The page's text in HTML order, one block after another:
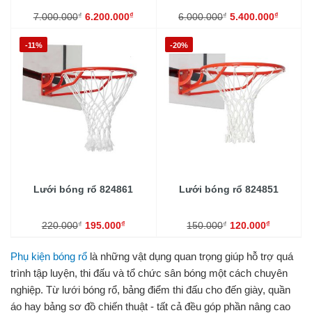
7.000.000₫ 6.200.000₫ 6.000.000₫ 5.400.000₫
-11%
Lưới bóng rổ 824861
220.000₫ 195.000₫
-20%
Lưới bóng rổ 824851
150.000₫ 120.000₫
Phụ kiện bóng rổ là những vật dụng quan trọng giúp hỗ trợ quá
trình tập luyện, thi đấu và tổ chức sân bóng một cách chuyên
nghiệp. Từ lưới bóng rổ, bảng điểm thi đấu cho đến giày, quần
áo hay bảng sơ đồ chiến thuật - tất cả đều góp phần nâng cao